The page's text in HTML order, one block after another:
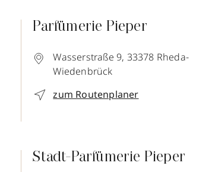
Parfümerie Pieper
Wasserstraße 9, 33378 Rheda-
Wiedenbrück
zum Routenplaner
Stadt-Parfümerie Pieper